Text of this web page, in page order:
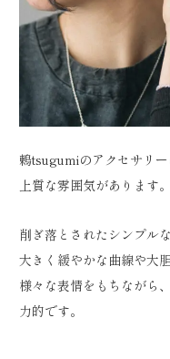
鶫tsugumiのアクセサリ
上質な雰囲気があります。
削ぎ落とされたシンプル
大きく緩やかな曲線や大
様々な表情をもちながら
力的です。